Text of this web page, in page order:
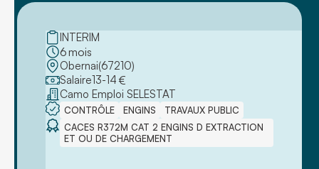
INTERIM
6mois
Obernai(67210)
Salaire13-14 €
Camo Emploi SELESTAT
CONTRÔLE ENGINS
TRAVAUX PUBLIC
CACES R372M CAT 2 ENGINS D EXTRACTION
ET OU DE CHARGEMENT